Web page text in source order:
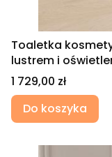
Toaletka
lustrem i
Cena
1 729,00 zł
Do koszyka